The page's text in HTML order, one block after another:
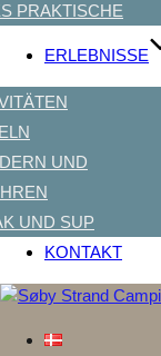
PRAKTISCHE
ERLEBNISSE
UND
UND SUP
KONTAKT
Zum
springen